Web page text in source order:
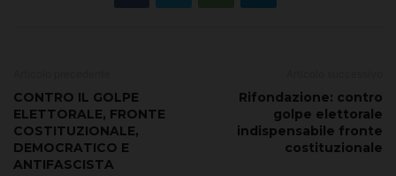
CONTRO IL GOLPE
ELETTORALE, FRONTE
COSTITUZIONALE,
DEMOCRATICO E
ANTIFASCISTA
Rifondazione: contro
golpe elettorale
indispensabile fronte
costituzionale